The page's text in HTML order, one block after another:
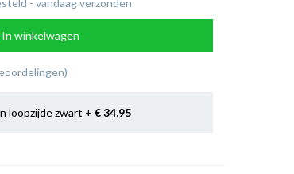
- vandaag verzonden
In winkelwagen
loopzijde zwart + € 34,95